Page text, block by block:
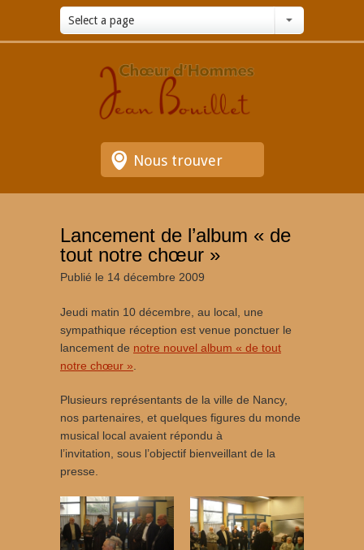
Select a page
Nous trouver
Lancement de l’album « de
tout notre chœur »
Publié le 14 décembre 2009
Jeudi matin 10 décembre, au local, une
sympathique réception est venue ponctuer le
lancement de notre nouvel album « de tout
notre chœur »
Plusieurs représentants de la ville de Nancy,
nos partenaires, et quelques figures du monde
musical local avaient répondu à
l’invitation, sous l’objectif bienveillant de la
presse.